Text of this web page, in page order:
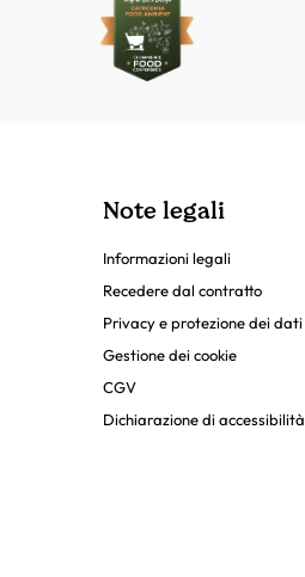
Note legali
Informazioni legali
Recedere dal contratto
Privacy e protezione dei dati
Gestione dei cookie
CGV
Dichiarazione di accessibilità